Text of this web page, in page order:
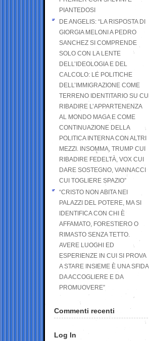
PIANTEDOSI
DE ANGELIS: “LA RISPOSTA DI
GIORGIA MELONI A PEDRO
SANCHEZ SI COMPRENDE
SOLO CON LA LENTE
DELL’IDEOLOGIA E DEL
CALCOLO: LE POLITICHE
DELL’IMMIGRAZIONE COME
TERRENO IDENTITARIO SU CUI
RIBADIRE L’APPARTENENZA
AL MONDO MAGA E COME
CONTINUAZIONE DELLA
POLITICA INTERNA CON ALTRI
MEZZI. INSOMMA, TRUMP CUI
RIBADIRE FEDELTÀ, VOX CUI
DARE SOSTEGNO, VANNACCI
CUI TOGLIERE SPAZIO”
“CRISTO NON ABITA NEI
PALAZZI DEL POTERE, MA SI
IDENTIFICA CON CHI È
AFFAMATO, FORESTIERO O
RIMASTO SENZA TETTO.
AVERE LUOGHI ED
ESPERIENZE IN CUI SI PROVA
A STARE INSIEME È UNA SFIDA
DA ACCOGLIERE E DA
PROMUOVERE”
Commenti recenti
Log In